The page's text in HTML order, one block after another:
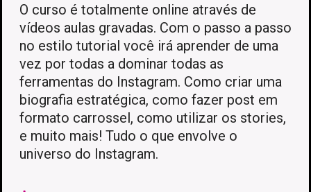
O curso é totalmente online através de
vídeos aulas gravadas. Com o passo a passo
no estilo tutorial você irá aprender de uma
vez por todas a dominar todas as
ferramentas do Instagram. Como criar uma
biografia estratégica, como fazer post em
formato carrossel, como utilizar os stories,
e muito mais! Tudo o que envolve o
universo do Instagram.